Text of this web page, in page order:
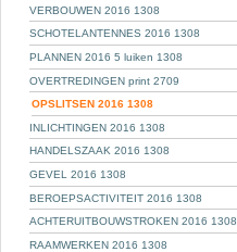
VERBOUWEN 2016 1308
SCHOTELANTENNES 2016 1308
PLANNEN 2016 5 luiken 1308
OVERTREDINGEN print 2709
OPSLITSEN 2016 1308
INLICHTINGEN 2016 1308
HANDELSZAAK 2016 1308
GEVEL 2016 1308
BEROEPSACTIVITEIT 2016 1308
ACHTERUITBOUWSTROKEN 2016 1308
RAAMWERKEN 2016 1308